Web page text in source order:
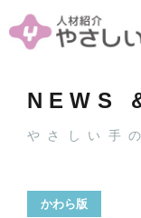
NEWS
やさしい手
かわら版